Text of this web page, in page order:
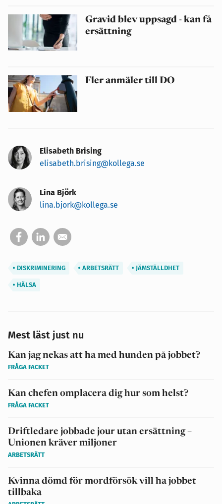
Gravid blev uppsagd - kan få
ersättning
Fler anmäler till DO
Elisabeth Brising
elisabeth.brising@kollega.se
Lina Björk
lina.bjork@kollega.se
DISKRIMINERING ARBETSRÄTT JÄMSTÄLLDHET
HÄLSA
Mest läst just nu
Kan jag nekas att ha med hunden på jobbet?
FRÅGA FACKET
Kan chefen omplacera dig hur som helst?
FRÅGA FACKET
Driftledare jobbade jour utan ersättning –
Unionen kräver miljoner
ARBETSRÄTT
Kvinna dömd för mordförsök vill ha jobbet
tillbaka